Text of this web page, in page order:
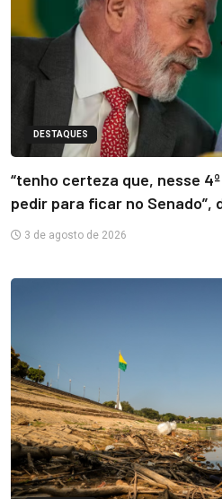
DESTAQUES
“tenho certeza que, nesse
pedir para ficar no Senado”,
3 de agosto de 2026